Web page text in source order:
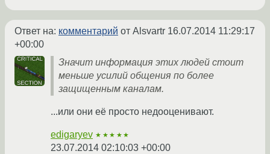
Ответ на: комментарий от Alsvartr 16.07.2014 11:29:17
+00:00
Значит информация этих людей стоит
меньше усилий общения по более
защищенным каналам.
...или они её просто недооценивают.
edigaryev ★★★★★
23.07.2014 02:10:03 +00:00